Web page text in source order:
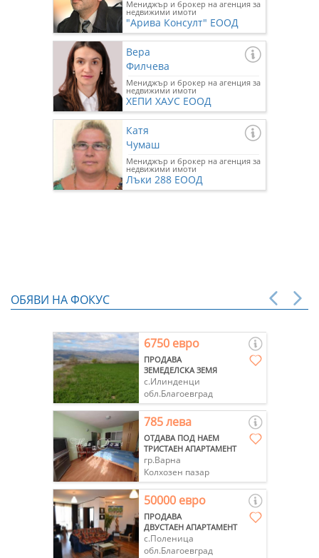
Мениджър и брокер на агенция за
недвижими имоти
"Арива Консулт" ЕООД
Вера
Филчева
Мениджър и брокер на агенция за
недвижими имоти
ХЕПИ ХАУС ЕООД
Катя
Чумаш
Мениджър и брокер на агенция за
недвижими имоти
Лъки 288 ЕООД
ОБЯВИ НА ФОКУС
6750 евро
ПРОДАВА
ЗЕМЕДЕЛСКА ЗЕМЯ
с.Илинденци
обл.Благоевград
785 лева
ОТДАВА ПОД НАЕМ
ТРИСТАЕН АПАРТАМЕНТ
гр.Варна
Колхозен пазар
50000 евро
ПРОДАВА
ДВУСТАЕН АПАРТАМЕНТ
с.Поленица
обл.Благоевград